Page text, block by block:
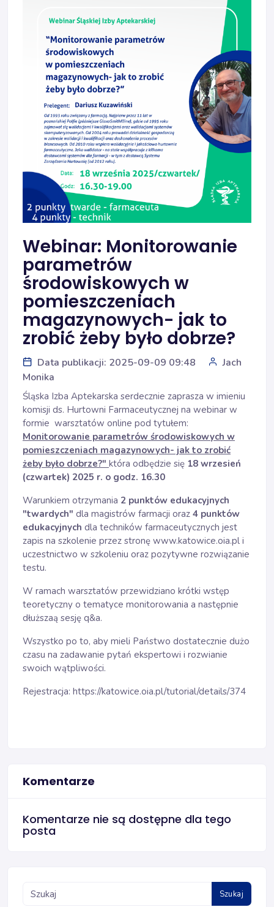
Webinar: Monitorowanie
parametrów
środowiskowych w
pomieszczeniach
magazynowych- jak to
zrobić żeby było dobrze?
Data publikacji: 2025-09-09 09:48
Jach
Monika
Śląska Izba Aptekarska serdecznie zaprasza w imieniu
komisji ds. Hurtowni Farmaceutycznej na webinar w
formie warsztatów online pod tytułem:
Monitorowanie parametrów środowiskowych w
pomieszczeniach magazynowych- jak to zrobić
żeby było dobrze?" która odbędzie się 18 wrzesień
(czwartek) 2025 r. o godz. 16.30
Warunkiem otrzymania 2 punktów edukacyjnych
"twardych" dla magistrów farmacji oraz 4 punktów
edukacyjnych dla techników farmaceutycznych jest
zapis na szkolenie przez stronę www.katowice.oia.pl i
uczestnictwo w szkoleniu oraz pozytywne rozwiązanie
testu.
W ramach warsztatów przewidziano krótki wstęp
teoretyczny o tematyce monitorowania a następnie
dłuższaą sesję q&a.
Wszystko po to, aby mieli Państwo dostatecznie dużo
czasu na zadawanie pytań ekspertowi i rozwianie
swoich wątpliwości.
Rejestracja: https://katowice.oia.pl/tutorial/details/374
Komentarze
Komentarze nie są dostępne dla tego
posta
Szukaj